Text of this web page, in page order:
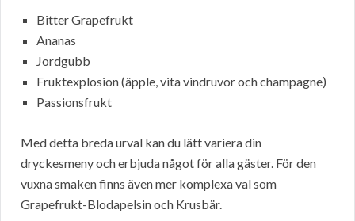
Bitter Grapefrukt
Ananas
Jordgubb
Fruktexplosion (äpple, vita vindruvor och champagne)
Passionsfrukt
Med detta breda urval kan du lätt variera din
dryckesmeny och erbjuda något för alla gäster. För den
vuxna smaken finns även mer komplexa val som
Grapefrukt-Blodapelsin och Krusbär.